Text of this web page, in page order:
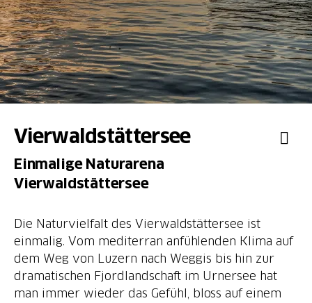
Vierwaldstättersee
Einmalige Naturarena
Vierwaldstättersee
Die Naturvielfalt des Vierwaldstättersee ist
einmalig. Vom mediterran anfühlenden Klima auf
dem Weg von Luzern nach Weggis bis hin zur
dramatischen Fjordlandschaft im Urnersee hat
man immer wieder das Gefühl, bloss auf einem